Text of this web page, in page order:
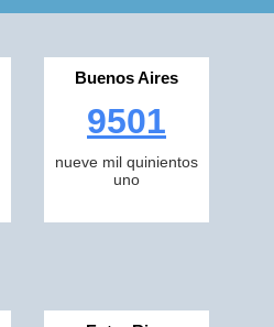
Buenos Aires
9501
nueve mil quinientos
uno